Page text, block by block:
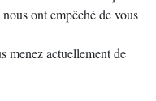
ont empêché de vous
menez actuellement de